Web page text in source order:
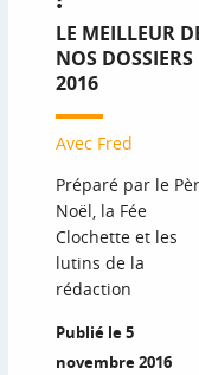
LE MEILLEUR
NOS DOSSIERS
2016
Avec Fred
Préparé par le
Noël, la Fée
Clochette et les
lutins de la
rédaction
Publié le 5
novembre 2016